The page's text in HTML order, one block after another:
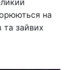
на
та зайвих